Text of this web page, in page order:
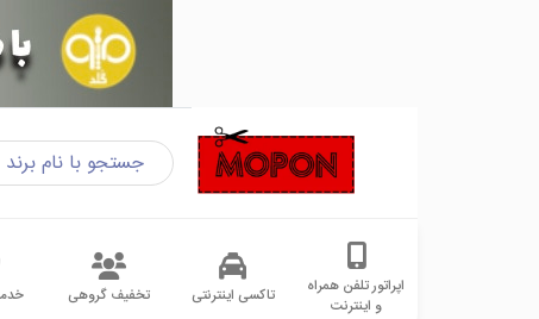
اپراتور تلفن همراه
و اینترنت
تاکسی اینترنتی تخفیف گروهی